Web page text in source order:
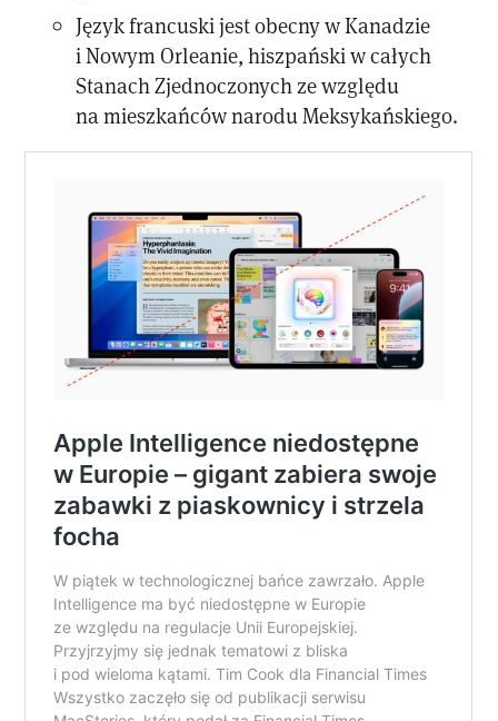
Język francuski jest obecny w Kanadzie
i Nowym Orleanie, hiszpański w całych
Stanach Zjednoczonych ze względu
na mieszkańców narodu Meksykańskiego.